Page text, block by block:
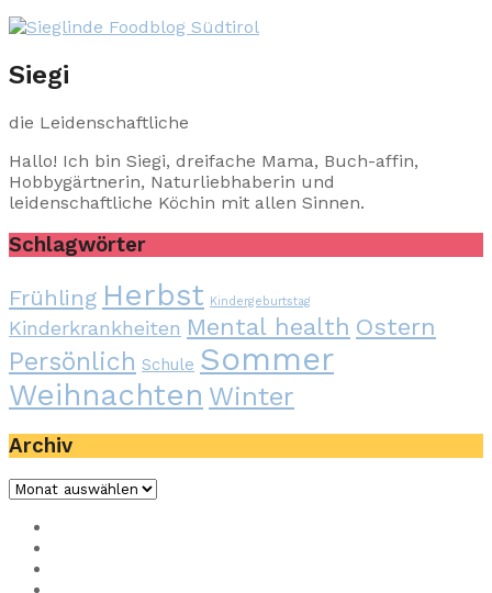
Siegi
die Leidenschaftliche
Hallo! Ich bin Siegi, dreifache Mama, Buch-affin,
Hobbygärtnerin, Naturliebhaberin und
leidenschaftliche Köchin mit allen Sinnen.
Schlagwörter
Frühling Herbst Kindergeburtstag
Kinderkrankheiten Mental health Ostern
Persönlich Schule Sommer
Weihnachten Winter
Archiv
Archiv